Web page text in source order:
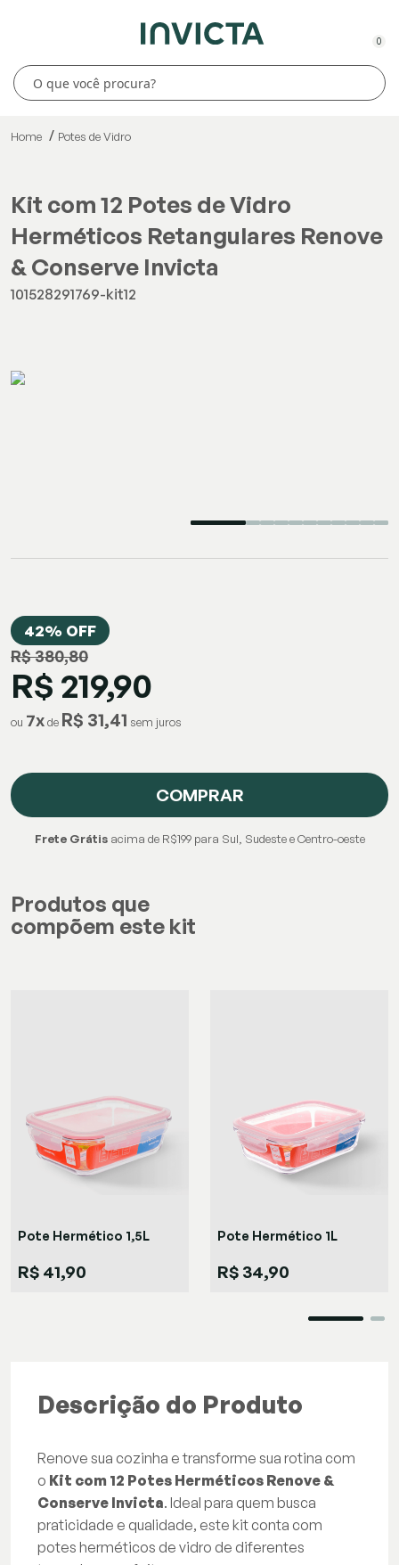
0
Home Potes de Vidro
Kit com 12 Potes de Vidro
Herméticos Retangulares Renove
& Conserve Invicta
101528291769-kit12
R$ 380,80
R$ 219,90
ou 7xde R$ 31,41
42% OFF
COMPRAR
Frete Grátisacima de R$199 para Sul, Sudeste e Centro-oeste
Produtos que
compõem este kit
Pote Hermético 1,5L
R$ 41,90
Pote Hermético 1L
R$ 34,90
Descrição do Produto
Renove sua cozinha e transforme sua rotina com
o Kit com 12 Potes Herméticos Renove &
Conserve Invicta. Ideal para quem busca
praticidade e qualidade, este kit conta com
potes herméticos de vidro de diferentes